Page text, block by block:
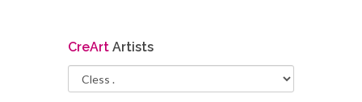
CreArt Artists